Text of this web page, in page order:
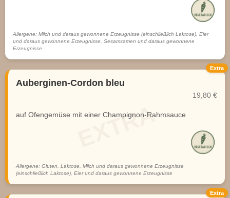
Allergene: Milch und daraus gewonnene Erzeugnisse (einschließlich Laktose), Eier
und daraus gewonnene Erzeugnisse, Sesamsamen und daraus gewonnene
Erzeugnisse
Extra
Auberginen-Cordon bleu
19,80 €
auf Ofengemüse mit einer Champignon-Rahmsauce
Allergene: Gluten, Laktose, Milch und daraus gewonnene Erzeugnisse
(einschließlich Laktose), Eier und daraus gewonnene Erzeugnisse
Extra